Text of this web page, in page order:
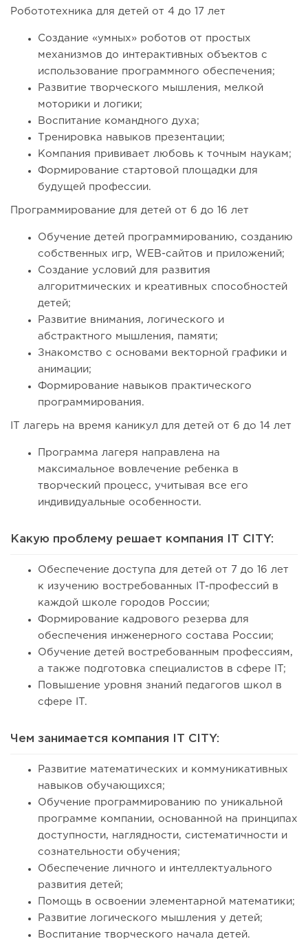
Робототехника для детей от 4 до 17 лет
Создание «умных» роботов от простых
механизмов до интерактивных объектов с
использование программного обеспечения;
Развитие творческого мышления, мелкой
моторики и логики;
Воспитание командного духа;
Тренировка навыков презентации;
Компания прививает любовь к точным наукам;
Формирование стартовой площадки для
будущей профессии.
Программирование для детей от 6 до 16 лет
Обучение детей программированию, созданию
собственных игр, WEB-сайтов и приложений;
Создание условий для развития
алгоритмических и креативных способностей
детей;
Развитие внимания, логического и
абстрактного мышления, памяти;
Знакомство с основами векторной графики и
анимации;
Формирование навыков практического
программирования.
IT лагерь на время каникул для детей от 6 до 14 лет
Программа лагеря направлена на
максимальное вовлечение ребенка в
творческий процесс, учитывая все его
индивидуальные особенности.
Какую проблему решает компания IT CITY:
Обеспечение доступа для детей от 7 до 16 лет
к изучению востребованных IT-профессий в
каждой школе городов России;
Формирование кадрового резерва для
обеспечения инженерного состава России;
Обучение детей востребованным профессиям,
а также подготовка специалистов в сфере IT;
Повышение уровня знаний педагогов школ в
сфере IT.
Чем занимается компания IT CITY:
Развитие математических и коммуникативных
навыков обучающихся;
Обучение программированию по уникальной
программе компании, основанной на принципах
доступности, наглядности, систематичности и
сознательности обучения;
Обеспечение личного и интеллектуального
развития детей;
Помощь в освоении элементарной математики;
Развитие логического мышления у детей;
Воспитание творческого начала детей.